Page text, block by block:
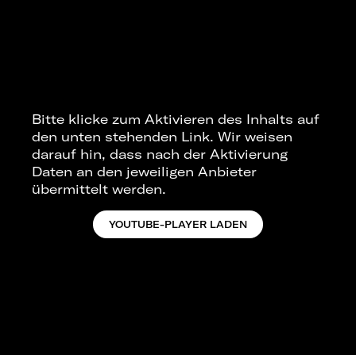
Bitte klicke zum Aktivieren des Inhalts auf
den unten stehenden Link. Wir weisen
darauf hin, dass nach der Aktivierung
Daten an den jeweiligen Anbieter
übermittelt werden.
YOUTUBE-PLAYER LADEN